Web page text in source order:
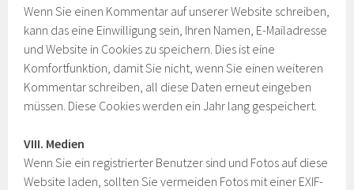
Wenn Sie einen Kommentar auf unserer Website schreiben,
kann das eine Einwilligung sein, Ihren Namen, E-Mailadresse
und Website in Cookies zu speichern. Dies ist eine
Komfortfunktion, damit Sie nicht, wenn Sie einen weiteren
Kommentar schreiben, all diese Daten erneut eingeben
müssen. Diese Cookies werden ein Jahr lang gespeichert.
VIII. Medien
Wenn Sie ein registrierter Benutzer sind und Fotos auf diese
Website laden, sollten Sie vermeiden Fotos mit einer EXIF-